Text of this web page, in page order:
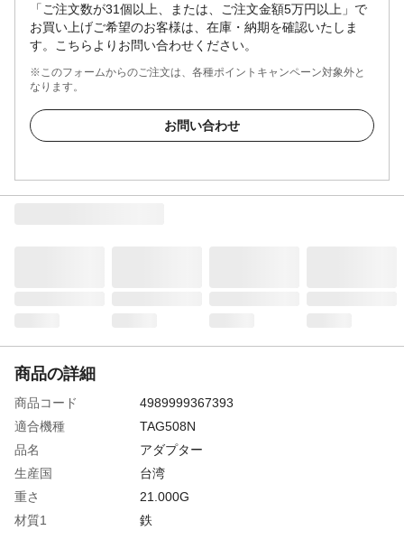
「ご注文数が31個以上、または、ご注文金額5万円以上」で
お買い上げご希望のお客様は、在庫・納期を確認いたしま
す。こちらよりお問い合わせください。
※このフォームからのご注文は、各種ポイントキャンペーン対象外と
なります。
お問い合わせ
商品の詳細
商品コード
4989999367393
適合機種
TAG508N
品名
アダプター
生産国
台湾
重さ
21.000G
材質1
鉄